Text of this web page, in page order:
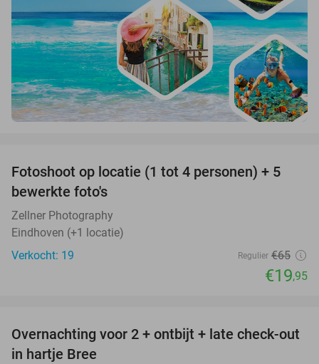
69%
Fotoshoot op locatie (1 tot 4 personen) + 5
bewerkte foto's
Zellner Photography
Eindhoven (+1 locatie)
Verkocht: 19
Regulier €65
€19,95
41%
TODAY
Overnachting voor 2 + ontbijt + late check-out
in hartje Bree